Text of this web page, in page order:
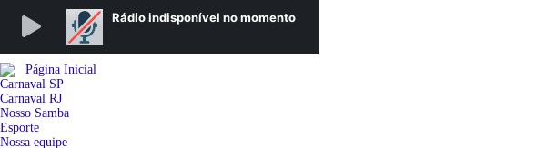
Página Inicial
Carnaval SP
Carnaval RJ
Nosso Samba
Esporte
Nossa equipe